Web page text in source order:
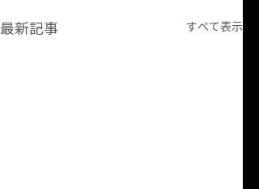
最新記事 すべて表示